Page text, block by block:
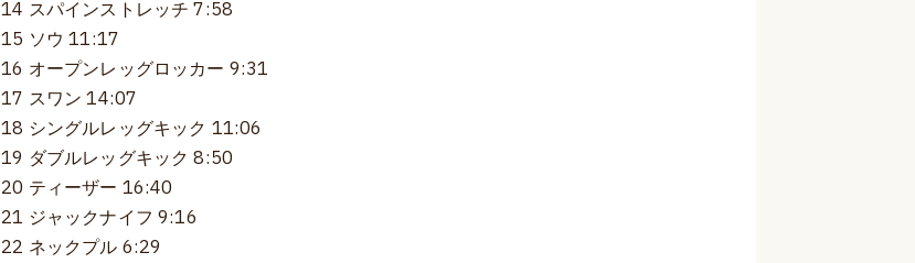
14 スパインストレッチ 7:58
15 ソウ 11:17
16 オープンレッグロッカー 9:31
17 スワン 14:07
18 シングルレッグキック 11:06
19 ダブルレッグキック 8:50
20 ティーザー 16:40
21 ジャックナイフ 9:16
22 ネックプル 6:29